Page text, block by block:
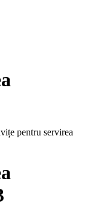
pentru servirea